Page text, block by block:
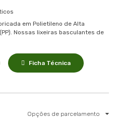
em Polietileno de Alta
Nossas lixeiras basculantes de
Ficha Técnica
Opções de parcelamento